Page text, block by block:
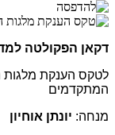
דקאן הפקולטה
לטקס הענקת מלגות
המתקדמים
מנחה: יונתן אוחיון